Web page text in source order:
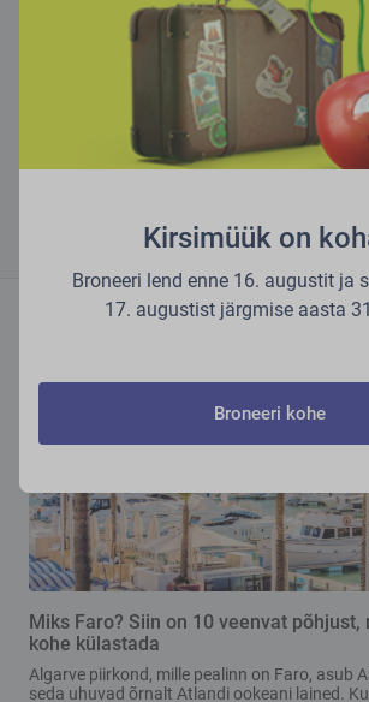
Lugege lähemalt meie blogist
Miks Faro? Siin on 10 veenvat põhjust,
kohe külastada
Algarve piirkond, mille pealinn on Faro, asub
seda uhuvad õrnalt Atlandi ookeani lained.
Kirsimüük on
Broneeri lend enne 16. augustit ja
17. augustist järgmise aasta
Broneeri kohe